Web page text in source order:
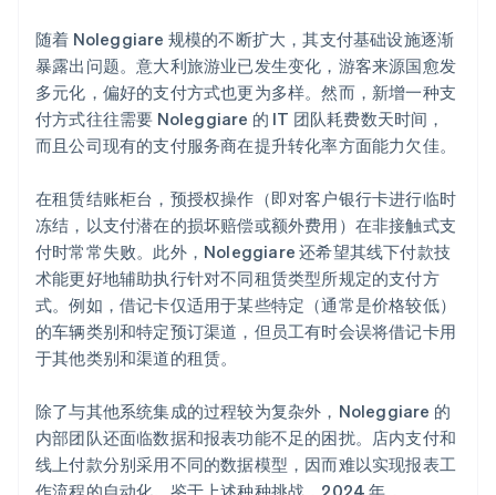
随着 Noleggiare 规模的不断扩大，其支付基础设施逐渐
暴露出问题。意大利旅游业已发生变化，游客来源国愈发
多元化，偏好的支付方式也更为多样。然而，新增一种支
付方式往往需要 Noleggiare 的 IT 团队耗费数天时间，
而且公司现有的支付服务商在提升转化率方面能力欠佳。
在租赁结账柜台，预授权操作（即对客户银行卡进行临时
冻结，以支付潜在的损坏赔偿或额外费用）在非接触式支
付时常常失败。此外，Noleggiare 还希望其线下付款技
术能更好地辅助执行针对不同租赁类型所规定的支付方
式。例如，借记卡仅适用于某些特定（通常是价格较低）
的车辆类别和特定预订渠道，但员工有时会误将借记卡用
于其他类别和渠道的租赁。
除了与其他系统集成的过程较为复杂外，Noleggiare 的
内部团队还面临数据和报表功能不足的困扰。店内支付和
线上付款分别采用不同的数据模型，因而难以实现报表工
作流程的自动化。鉴于上述种种挑战，2024 年，